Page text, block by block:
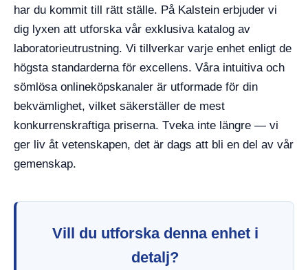
har du kommit till rätt ställe. På Kalstein erbjuder vi
dig lyxen att utforska vår exklusiva katalog av
laboratorieutrustning. Vi tillverkar varje enhet enligt de
högsta standarderna för excellens. Våra intuitiva och
sömlösa onlineköpskanaler är utformade för din
bekvämlighet, vilket säkerställer de mest
konkurrenskraftiga priserna. Tveka inte längre — vi
ger liv åt vetenskapen, det är dags att bli en del av vår
gemenskap.
Vill du utforska denna enhet i
detalj?